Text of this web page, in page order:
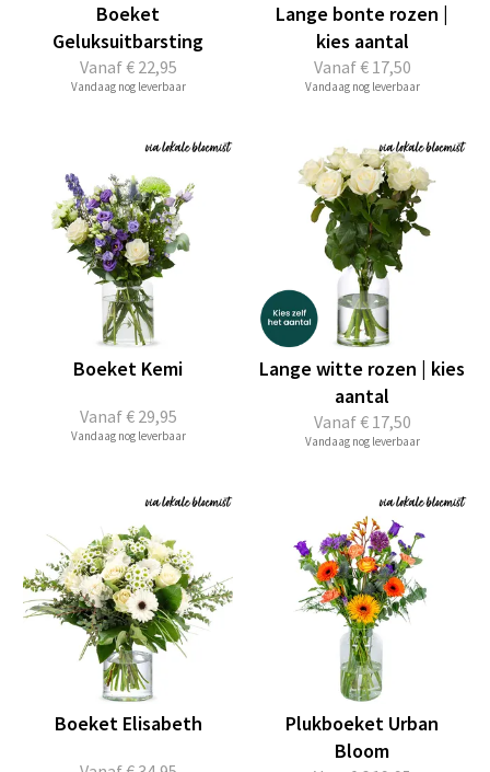
Vanaf€ 22,95
Boeket
Geluksuitbarsting
Vandaag nog leverbaar
Vanaf€ 17,50
Lange bonte rozen |
kies aantal
Vandaag nog leverbaar
Vanaf€ 29,95
Boeket Kemi
Vandaag nog leverbaar
Vanaf€ 17,50
Lange witte rozen | kies
aantal
Vandaag nog leverbaar
Boeket Elisabeth
Plukboeket Urban
Bloom